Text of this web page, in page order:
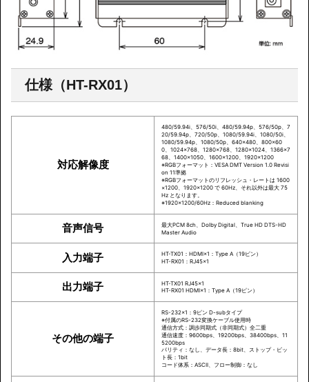
仕様（HT-RX01）
対応解像度
480/59.94i、576/50i、480/59.94p、576/50p、7
20/59.94p、720/50p、1080/59.94i、1080/50i、
1080/59.94p、1080/50p、640×480、800×60
0、1024×768、1280×768、1280×1024、1366×7
68、1400×1050、1600×1200、1920×1200
※RGBフォーマット：VESA DMT Version 1.0 Revisi
on 11準拠
※RGBフォーマットのリフレッシュ・レートは 1600
×1200、1920×1200 で 60Hz、それ以外は最大 75
Hz となります。
※1920×1200/60Hz：Reduced blanking
音声信号
最大PCM 8ch、Dolby Digital、True HD DTS-HD
Master Audio
入力端子
HT-TX01：HDMI×1：Type A（19ピン）
HT-RX01：RJ45×1
出力端子
HT-TX01 RJ45×1
HT-RX01 HDMI×1：Type A（19ピン）
その他の端子
RS-232×1：9ピン D-subタイプ
※付属のRS-232変換ケーブル使用時
通信方式：調歩同期式（非同期式）全二重
通信速度：9600bps、19200bps、38400bps、11
5200bps
パリティ：なし、データ長：8bit、ストップ・ビッ
ト長：1bit
コード体系：ASCII、フロー制御：なし